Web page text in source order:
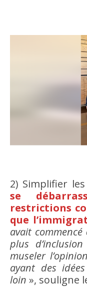
2) Simplifier
se
restrictions
que
avait
plus
museler
ayant des
loin », souligne